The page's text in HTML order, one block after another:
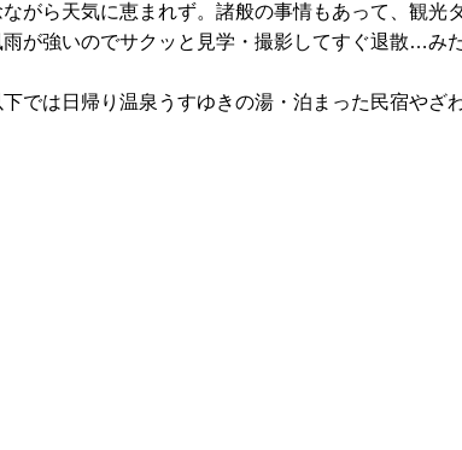
ながら天気に恵まれず。諸般の事情もあって、観光
雨が強いのでサクッと見学・撮影してすぐ退散…み
下では日帰り温泉うすゆきの湯・泊まった民宿やざ